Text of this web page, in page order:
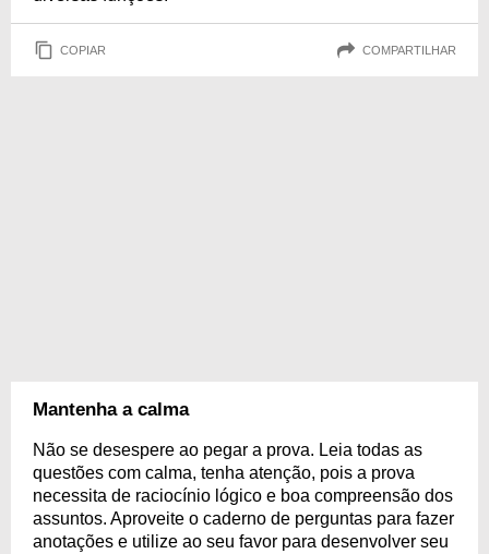
COPIAR COMPARTILHAR
Mantenha a calma
Não se desespere ao pegar a prova. Leia todas as
questões com calma, tenha atenção, pois a prova
necessita de raciocínio lógico e boa compreensão dos
assuntos. Aproveite o caderno de perguntas para fazer
anotações e utilize ao seu favor para desenvolver seu